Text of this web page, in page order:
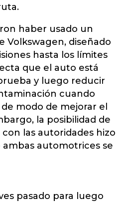
haber usado un
Volkswagen, diseñado
hasta los límites
que el auto está
y luego reducir
cuando
modo de mejorar el
la posibilidad de
las autoridades hizo
ambas automotrices se
pasado para luego